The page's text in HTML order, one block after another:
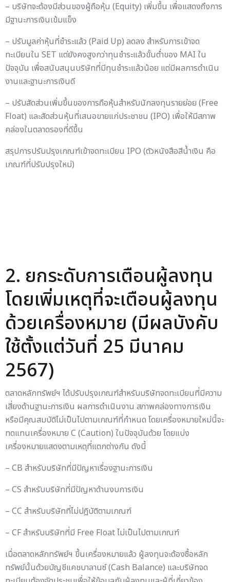
– บริษัทจะต้องมีส่วนของผู้ถือหุ้น (Equity) เพิ่มขึ้น เพื่อแสดงถึงการ
มีฐานะการเงินเข้มแข็ง
– ปรับมูลค่าหุ้นที่ชำระแล้ว (Paid Up) ลดลง สำหรับการเข้าจด
ทะเบียนใน SET แต่ยังคงสูงกว่าทุนชำระแล้วขั้นต่ำของ MAI ใน
ปัจจุบัน เพื่อสนับสนุนบริษัทที่มีทุนชำระแล้วน้อย แต่มีผลการดำเนิน
งานและฐานะการเงินดี
– ปรับสัดส่วนเพิ่มขึ้นของการถือหุ้นสำหรับนักลงทุนรายย่อย (Free
Float) และสัดส่วนหุ้นที่เสนอขายแก่ประชาชน (IPO) เพื่อให้มีสภาพ
คล่องในตลาดรองที่ดีขึ้น
สรุปการปรับปรุงเกณฑ์เข้าจดทะเบียน IPO (ตัวหนังสือสีน้ำเงิน คือ
เกณฑ์ที่ปรับปรุงใหม่)
2. ยกระดับการเตือนผู้ลงทุน
โดยเพิ่มเหตุที่จะเตือนผู้ลงทุน
ด้วยเครื่องหมาย (มีผลบังคับ
ใช้ตั้งแต่วันที่ 25 มีนาคม
2567)
เสี่ยงด้านฐานะการเงิน ผลการดำเนินงาน สภาพคล่องทางการเงิน
หรือมีคุณสมบัติไม่เป็นไปตามเกณฑ์ที่กำหนด โดยเครื่องหมายใหม่นี้จะ
ทดแทนเครื่องหมาย C (Caution) ในปัจจุบันด้วย โดยแบ่ง
เครื่องหมายแสดงตามเหตุที่แตกต่างกัน ดังนี้
– CB สำหรับบริษัทที่มีปัญหาเรื่องฐานะการเงิน